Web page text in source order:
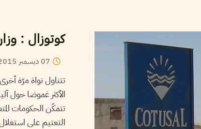
كوتوزال :
07 ديسمبر
تتناول نواة مرّة
الأكثر غموضا حول
تتمكّن الحكومات
التعتيم على